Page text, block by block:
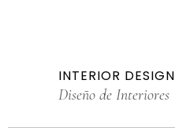
INTERIOR DESIGN
Diseño de Interiores